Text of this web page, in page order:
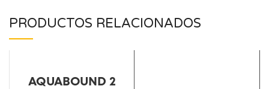
PRODUCTOS RELACIONADOS
AQUABOUND 2